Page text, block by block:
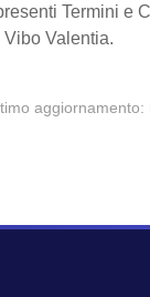
presenti Termini
Vibo Valentia.
aggiornamento: